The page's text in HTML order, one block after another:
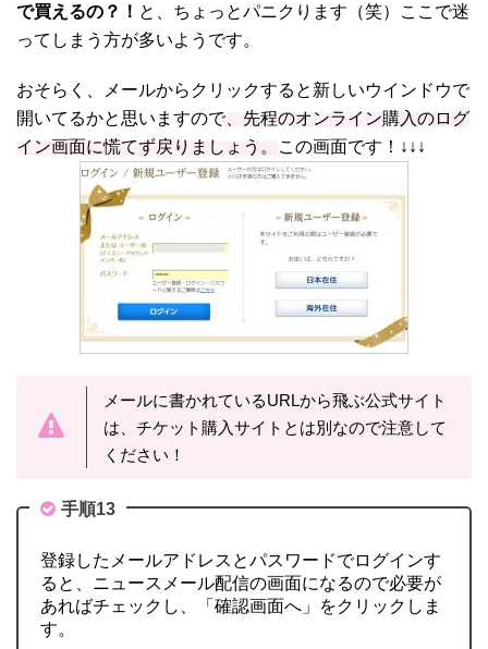
で買えるの？！ と、ちょっとパニクります（笑）ここで迷
ってしまう方が多いようです。
おそらく、メールからクリックすると新しいウインドウで
開いてるかと思いますので、先程のオンライン購入のログ
イン画面に慌てず戻りましょう。
この画面です！↓↓↓
メールに書かれているURLから飛ぶ公式サイト
は、チケット購入サイトとは別なので注意して
ください！
手順13
登録したメールアドレスとパスワードでログインす
ると、ニュースメール配信の画面になるので必要が
あればチェックし、「確認画面へ」をクリックしま
す。